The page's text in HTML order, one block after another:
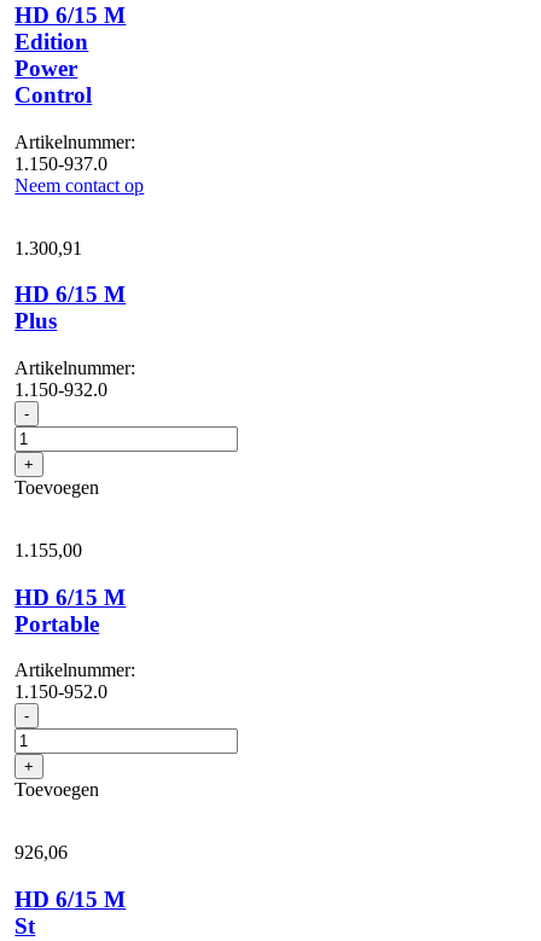
HD 6/15 M
Edition
Power
Control
Artikelnummer:
1.150-937.0
Neem contact op
1.300,91
HD 6/15 M
Plus
Artikelnummer:
1.150-932.0
- HD
6/15
M
Plus
aantal
+
Toevoegen
1.155,00
HD 6/15 M
Portable
Artikelnummer:
1.150-952.0
- HD
6/15
M
Portable
aantal
+
Toevoegen
926,06
HD 6/15 M
St